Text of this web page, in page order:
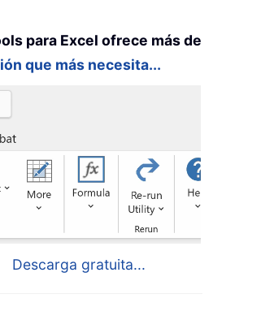
para Excel ofrece más de
que más necesita...
Descarga gratuita...